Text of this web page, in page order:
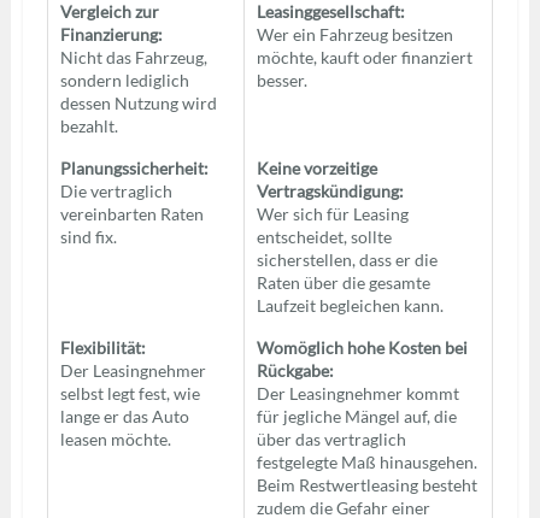
Vergleich zur
Finanzierung:
Nicht das Fahrzeug,
sondern lediglich
dessen Nutzung wird
bezahlt.
Leasinggesellschaft:
Wer ein Fahrzeug besitzen
möchte, kauft oder finanziert
besser.
Planungssicherheit:
Die vertraglich
vereinbarten Raten
sind fix.
Keine vorzeitige
Vertragskündigung:
Wer sich für Leasing
entscheidet, sollte
sicherstellen, dass er die
Raten über die gesamte
Laufzeit begleichen kann.
Flexibilität:
Der Leasingnehmer
selbst legt fest, wie
lange er das Auto
leasen möchte.
Womöglich hohe Kosten bei
Rückgabe:
Der Leasingnehmer kommt
für jegliche Mängel auf, die
über das vertraglich
festgelegte Maß hinausgehen.
Beim Restwertleasing besteht
zudem die Gefahr einer